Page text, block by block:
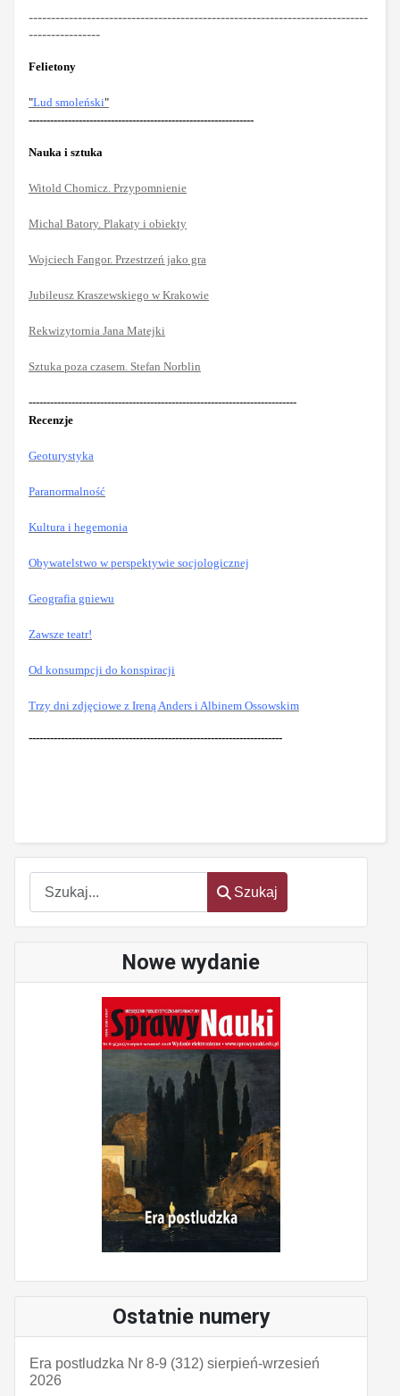
Szukaj
Szukaj
Nowe wydanie
Ostatnie numery
Era postludzka Nr 8-9 (312) sierpień-wrzesień
2026
----------------------------------------------------------------------------
----------------
Felietony
"Lud smoleński"
---------------------------------------------------------------
Nauka i sztuka
Witold Chomicz. Przypomnienie
Michal Batory. Plakaty i obiekty
Wojciech Fangor. Przestrzeń jako gra
Jubileusz Kraszewskiego w Krakowie
Rekwizytornia Jana Matejki
Sztuka poza czasem. Stefan Norblin
---------------------------------------------------------------------------
Recenzje
Geoturystyka
Paranormalność
Kultura i hegemonia
Obywatelstwo w perspektywie socjologicznej
Geografia gniewu
Zawsze teatr!
Od konsumpcji do konspiracji
Trzy dni zdjęciowe z Ireną Anders i Albinem Ossowskim
-----------------------------------------------------------------------